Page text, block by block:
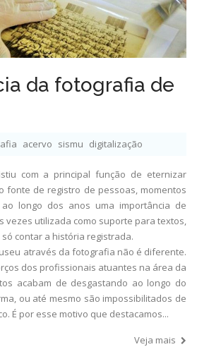
da fotografia de
acervo sismu digitalização
com a principal função de eternizar
fonte de registro de pessoas, momentos
longo dos anos uma importância de
vezes utilizada como suporte para textos,
contar a história registrada.
através da fotografia não é diferente.
dos profissionais atuantes na área da
acabam de desgastando ao longo do
ou até mesmo são impossibilitados de
É por esse motivo que destacamos...
Veja mais